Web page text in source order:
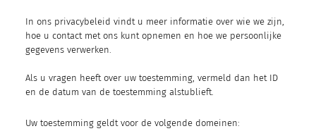
In ons privacybeleid vindt u meer informatie over wie we zijn,
hoe u contact met ons kunt opnemen en hoe we persoonlijke
gegevens verwerken.
Als u vragen heeft over uw toestemming, vermeld dan het ID
en de datum van de toestemming alstublieft.
Uw toestemming geldt voor de volgende domeinen: